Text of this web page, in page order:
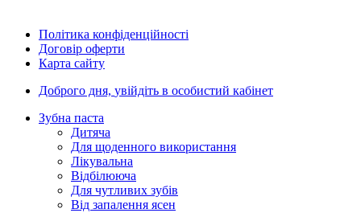
Політика конфіденційності
Договір оферти
Карта сайту
Доброго дня, увійдіть в особистий кабінет
Зубна паста
Дитяча
Для щоденного використання
Лікувальна
Відбілююча
Для чутливих зубів
Від запалення ясен